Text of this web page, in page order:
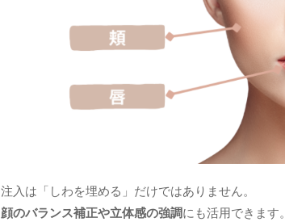
注入は「しわを埋める」だけではありません。
顔のバランス補正や立体感の強調にも活用できます。